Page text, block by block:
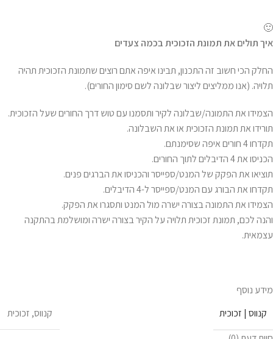
🙂
איך תולים את תמונת הזכוכית בכמה צעדים
החלק הכי חשוב זה התכנון, תבינו איפה אתם רוצים שתמונת הזכוכית תהיה
תלויה. (אנו ממליצים ליצור שבלונה לשם סימון החורים).
הצמידו את התמונה/שבלונה לקיר ותסמנו עם טוש דרך החורים שעל הזכוכית.
תורידו את תמונת הזכוכית או את השבלונה.
תקדחו 4 חורים איפה שסימנתם.
הכניסו את 4 הדיבלים לתוך החורים.
תוציאו את הפקק של המנט/ספייסר והכניסו את הברגים פנים.
תקדחו את הבורג עם המנט/ספייסר ל-4 הדיבלים.
הצמידו את התמונה בצורה ישרה מול המנט ותסגרו את הפקק.
והנה לכם, תמונת זכוכית תלויה על הקיר בצורה ישרה ומושלמת בהתקנה
עצמאית.
מידע נוסף
קנווס | זכוכית
קנווס, זכוכית